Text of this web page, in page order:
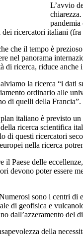
L’avvio
dei ricercatori italiani
che il tempo è
nel panorama
di ricerca, riduce
la ricerca “i
ordinario alle
di quelli della Francia”.
italiano è previsto
ricerca scientifica
di questi ricercatori
nella ricerca
il Paese delle
devono poter essere
sono i centri di
di geofisica e
dall’azzeramento del
della